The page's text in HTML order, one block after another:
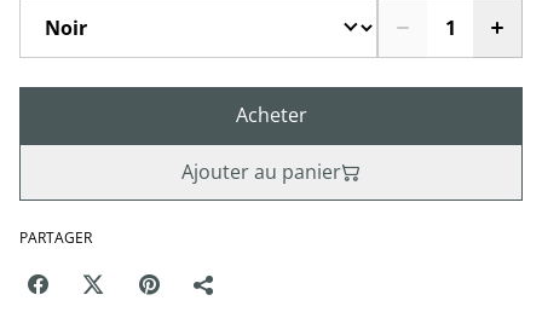
Acheter
Ajouter au panier
PARTAGER